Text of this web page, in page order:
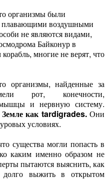
организмы были
плавающими воздушными
не являются видами,
Байконур в
корабль, многие не верят, что
организмы, найденные за
рот, конечности,
и нервную систему.
как tardigrades.Они
условиях.
существа могли попасть в
каким именно образом не
пытаются выяснить, как
выжить в открытом